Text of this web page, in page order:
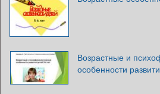
Возрастные и
особенности